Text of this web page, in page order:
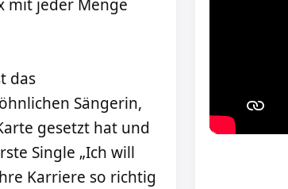
mit jeder Menge
das
Sängerin,
gesetzt hat und
Single „Ich will
Karriere so richtig